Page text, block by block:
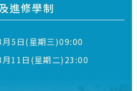
進修學制
5日(星期三)09:00
11日(星期二)23:00